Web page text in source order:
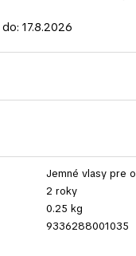
17.8.2026
Jemné vlasy pre
2 roky
0.25 kg
9336288001035